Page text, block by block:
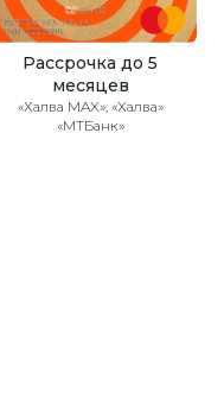
Рассрочка до 5
месяцев
«Халва MAX», «Халва»
«МТБанк»